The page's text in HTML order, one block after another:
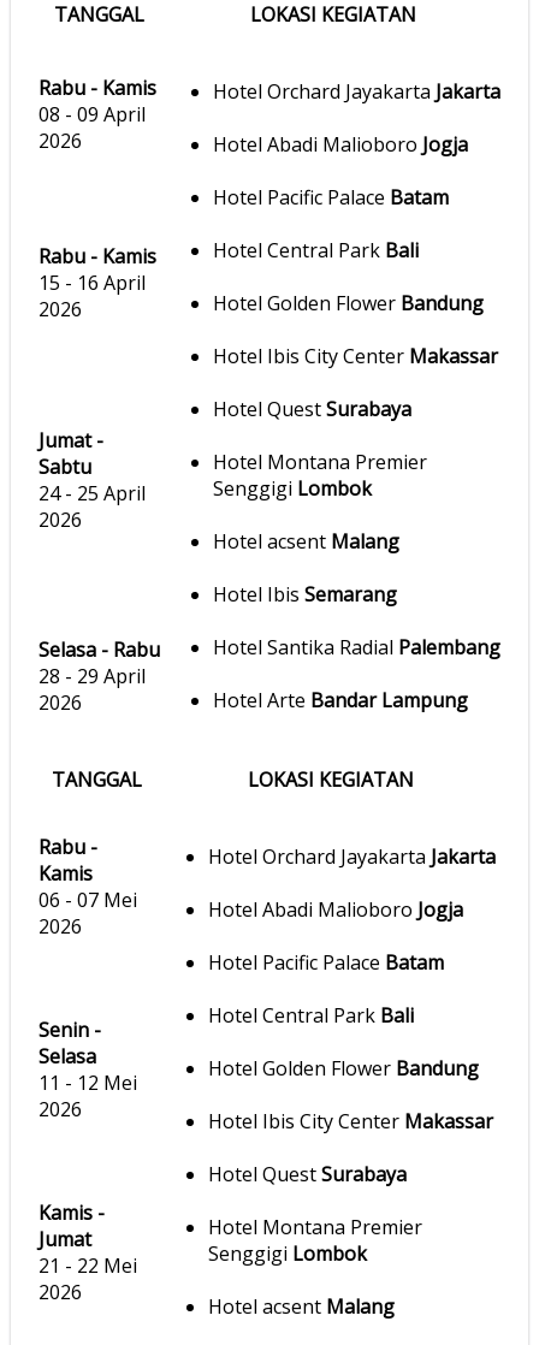
TANGGAL LOKASI KEGIATAN
Rabu - Kamis
08 - 09 April
2026
Hotel Orchard Jayakarta Jakarta
Hotel Abadi Malioboro Jogja
Hotel Pacific Palace Batam
Hotel Central Park Bali
Hotel Golden Flower Bandung
Hotel Ibis City Center Makassar
Hotel QuestSurabaya
Hotel Montana Premier
Senggigi Lombok
Hotel acsent Malang
Hotel Ibis Semarang
Hotel Santika Radial Palembang
Hotel Arte Bandar Lampung
Rabu - Kamis
15 - 16 April
2026
Jumat -
Sabtu
24 - 25 April
2026
Selasa - Rabu
28 - 29 April
2026
TANGGAL LOKASI KEGIATAN
Rabu -
Kamis
06 - 07 Mei
2026
Hotel Orchard Jayakarta Jakarta
Hotel Abadi Malioboro Jogja
Hotel Pacific Palace Batam
Hotel Central Park Bali
Hotel Golden Flower Bandung
Hotel Ibis City Center Makassar
Hotel QuestSurabaya
Hotel Montana Premier
Senggigi Lombok
Hotel acsent Malang
Senin -
Selasa
11 - 12 Mei
2026
Kamis -
Jumat
21 - 22 Mei
2026